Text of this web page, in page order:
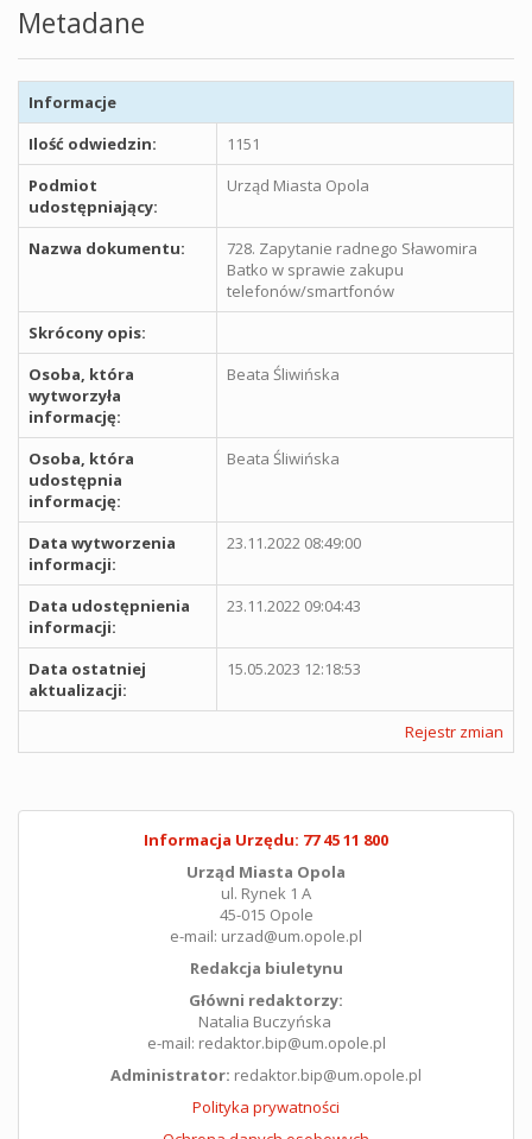
Metadane
Informacje
Ilość odwiedzin:
1151
Podmiot
udostępniający:
Urząd Miasta Opola
Nazwa dokumentu:
728. Zapytanie radnego Sławomira
Batko w sprawie zakupu
telefonów/smartfonów
Skrócony opis:
Osoba, która
wytworzyła
informację:
Beata Śliwińska
Osoba, która
udostępnia
informację:
Beata Śliwińska
Data wytworzenia
informacji:
23.11.2022 08:49:00
Data udostępnienia
informacji:
23.11.2022 09:04:43
Data ostatniej
aktualizacji:
15.05.2023 12:18:53
Rejestr zmian
Informacja Urzędu: 77 45 11 800
Urząd Miasta Opola
ul. Rynek 1 A
45-015 Opole
e-mail: urzad@um.opole.pl
Redakcja biuletynu
Główni redaktorzy:
Natalia Buczyńska
e-mail: redaktor.bip@um.opole.pl
Administrator: redaktor.bip@um.opole.pl
Polityka prywatności